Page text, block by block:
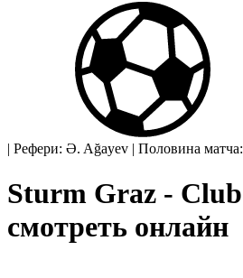
| Рефери: Ə. Ağayev | Половина
Sturm Graz -
смотреть онлайн